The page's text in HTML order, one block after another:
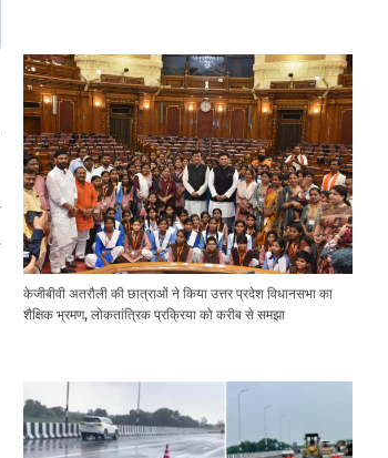
केजीबीवी अतरौली की छात्राओं ने किया उत्तर प्रदेश विधानसभा का
शैक्षिक भ्रमण, लोकतांत्रिक प्रक्रिया को करीब से समझा